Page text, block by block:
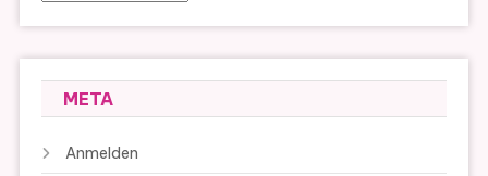
META
Anmelden